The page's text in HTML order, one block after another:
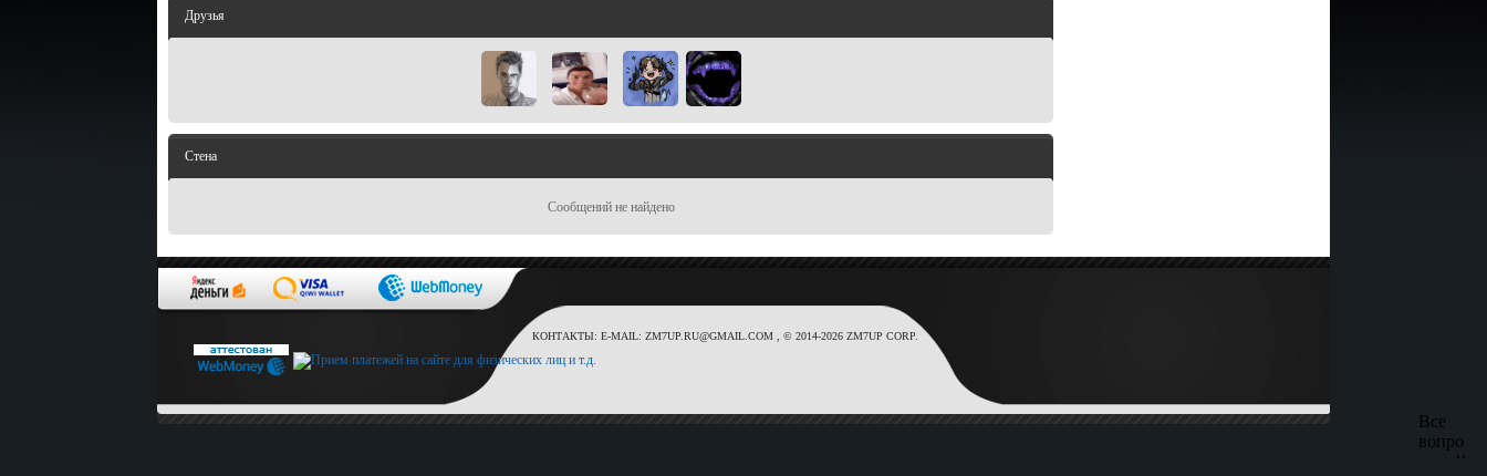
Друзья
Стена
Сообщений не найдено
КОНТАКТЫ: E-MAIL: ZM7UP.RU@GMAIL.COM , © 2014-2026 ZM7UP CORP.